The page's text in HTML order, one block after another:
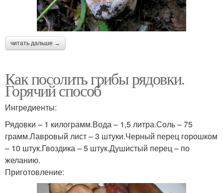
читать дальше →
Как посолить грибы рядовки.
Горячий способ
Ингредиенты:
Рядовки – 1 килограмм.Вода – 1,5 литра.Соль – 75
грамм.Лавровый лист – 3 штуки.Черный перец горошком
– 10 штук.Гвоздика – 5 штук.Душистый перец – по
желанию.
Приготовление: